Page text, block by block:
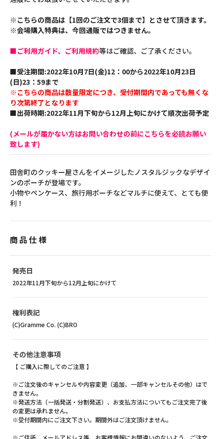
※こちらの商品は【1回のご注文で3個まで】とさせて頂きます。
※会場購入特典は、今回通販ではつきません。
■ご利用ガイド、ご利用規約等はご確認、ご了承ください。
■受注期間:2022年10月7日(金)12：00から2022年10月23日
(日)23：59まで
※こちらの商品は数量限定につき、受付期間内であっても無くな
り次第終了となります
■出荷時期:2022年11月下旬から12月上旬にかけて順次出荷予定
(メールが届かない方はお問い合わせの前にこちらを必読お願い
致します)
田舎町のクッキー屋さんをイメージしたノスタルジックなデザイ
ンのポーチが登場です。
小物やペンケース、旅行用ポーチなどマルチに使えて、とても便
利！
商品仕様
発売日
2022年11月下旬から12月上旬にかけて
権利表記
(C)Gramme Co. (C)BRO
その他注意事項
【 ご購入に際してのご注意 】
※ご注文後のキャンセルや内容変更（追加、一部キャンセルその他）はで
きません。
※発送方法（一括発送・分割発送）、お支払方法についてもご注文完了後
の変更は承れません。
※受付期間内にご注文下さい。期間外はご注文頂けません。